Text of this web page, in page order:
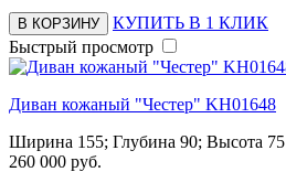
В КОРЗИНУ
КУПИТЬ В 1 КЛИК
Быстрый просмотр
Диван кожаный "Честер" KH01648
Ширина 155; Глубина 90; Высота 75
260 000 руб.